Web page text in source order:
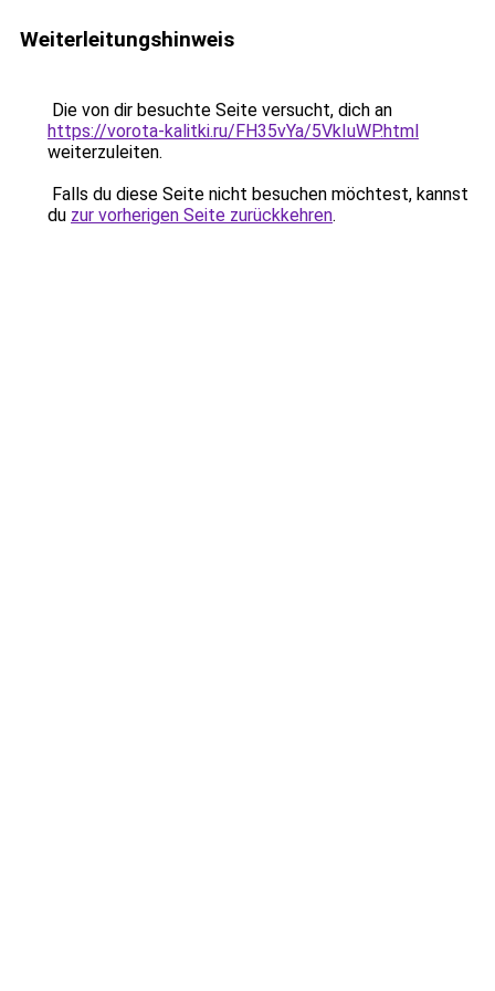
Weiterleitungshinweis
Die von dir besuchte Seite versucht, dich an
https://vorota-kalitki.ru/FH35vYa/5VkIuWP.html
weiterzuleiten.
Falls du diese Seite nicht besuchen möchtest, kannst
du zur vorherigen Seite zurückkehren.